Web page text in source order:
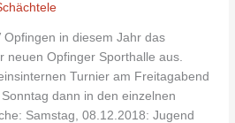
in diesem Jahr das
neuen Opfinger Sporthalle aus.
Turnier am Freitagabend
dann in den einzelnen
Samstag, 08.12.2018: Jugend